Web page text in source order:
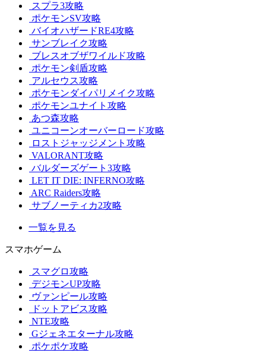
スプラ3攻略
ポケモンSV攻略
バイオハザードRE4攻略
サンブレイク攻略
ブレスオブザワイルド攻略
ポケモン剣盾攻略
アルセウス攻略
ポケモンダイパリメイク攻略
ポケモンユナイト攻略
あつ森攻略
ユニコーンオーバーロード攻略
ロストジャッジメント攻略
VALORANT攻略
バルダーズゲート3攻略
LET IT DIE: INFERNO攻略
ARC Raiders攻略
サブノーティカ2攻略
一覧を見る
スマホゲーム
スマグロ攻略
デジモンUP攻略
ヴァンピール攻略
ドットアビス攻略
NTE攻略
Gジェネエターナル攻略
ポケポケ攻略